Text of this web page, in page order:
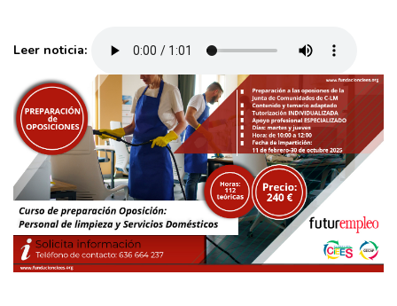
Leer noticia: